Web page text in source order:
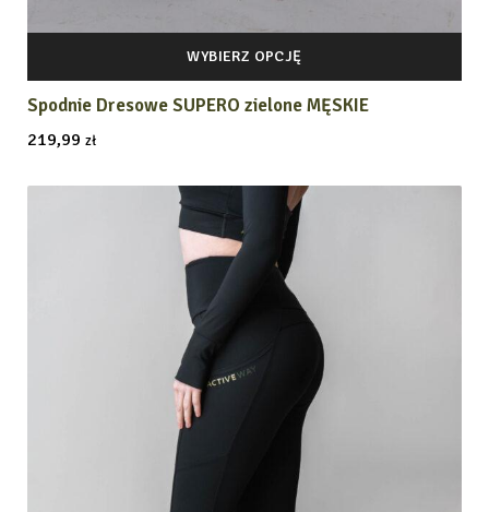
WYBIERZ OPCJĘ
Spodnie Dresowe SUPERO zielone MĘSKIE
219,99 zł